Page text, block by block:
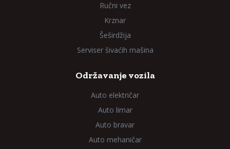
Ručni vez
Krznar
Šeširdžija
Serviser šivaćih mašina
Održavanje vozila
Auto električar
Auto limar
Auto bravar
Auto mehaničar